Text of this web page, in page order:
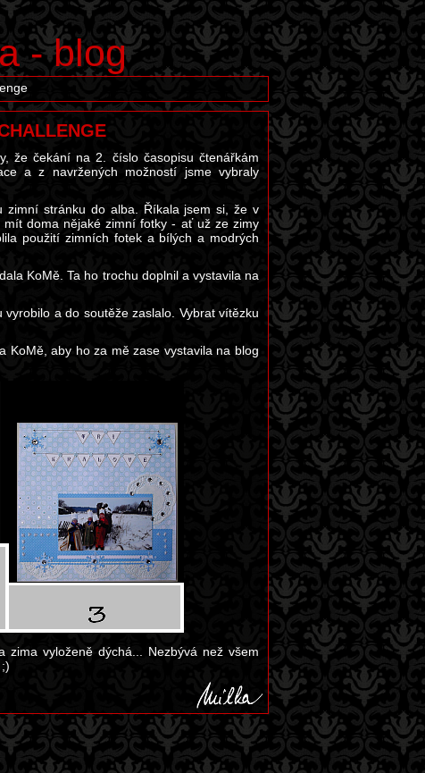
- blog
že čekání na 2. číslo časopisu čtenářkám
a z navržených možností jsme vybraly
zimní stránku do alba. Říkala jsem si, že v
doma nějaké zimní fotky - ať už ze zimy
použití zimních fotek a bílých a modrých
KoMě. Ta ho trochu doplnil a vystavila na
a do soutěže zaslalo. Vybrat vítězku
KoMě, aby ho za mě zase vystavila na blog
vyloženě dýchá... Nezbývá než všem